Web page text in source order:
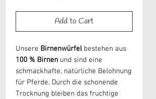
Add to Cart
Unsere Birnenwürfel bestehen aus
100 % Birnen und sind eine
schmackhafte, natürliche Belohnung
für Pferde. Durch die schonende
Trocknung bleiben das fruchtige